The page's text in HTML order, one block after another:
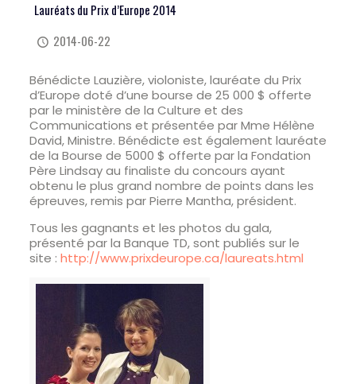
Lauréats du Prix d’Europe 2014
2014-06-22
Bénédicte Lauzière, violoniste, lauréate du Prix
d’Europe doté d’une bourse de 25 000 $ offerte
par le ministère de la Culture et des
Communications et présentée par Mme Hélène
David, Ministre. Bénédicte est également lauréate
de la Bourse de 5000 $ offerte par la Fondation
Père Lindsay au finaliste du concours ayant
obtenu le plus grand nombre de points dans les
épreuves, remis par Pierre Mantha, président.
Tous les gagnants et les photos du gala,
présenté par la Banque TD, sont publiés sur le
site : http://www.prixdeurope.ca/laureats.html